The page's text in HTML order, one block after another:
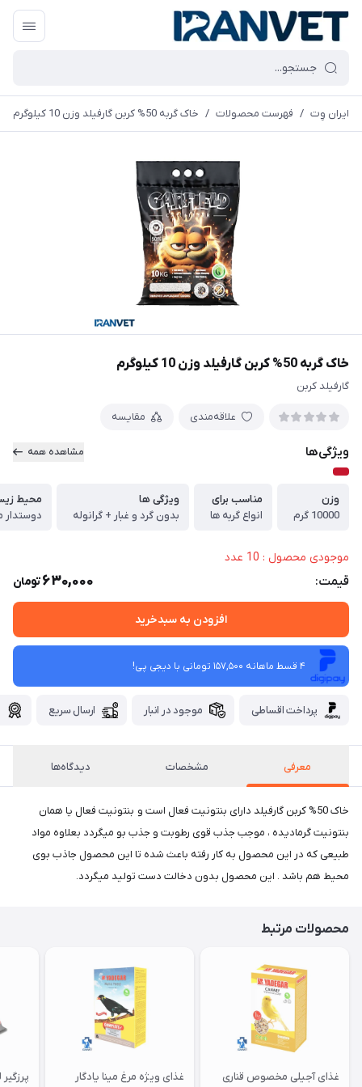
ایران وِت / فهرست محصولات / خاک گربه 50% کربن گارفیلد وزن 10 کیلوگرم
خاک گربه 50% کربن گارفیلد وزن 10 کیلوگرم
گارفیلد کربن
علاقه‌مندی مقایسه
ویژگی‌ها مشاهده همه
وزن
10000 گرم
مناسب برای
انواع گربه ها
ویژگی ها
بدون گرد و غبار + گرانوله
محیط
دوستدار
موجودی محصول : 10 عدد
قیمت: 630,000تومان
افزودن به سبدخرید
4 قسط ماهانه 157,500 تومانی با دیجی ‌پی!
پرداخت اقساطی موجود در انبار ارسال سریع
معرفی مشخصات دیدگاه‌ها
خاک 50% کربن گارفیلد دارای بنتونیت فعال است و بنتونیت فعال یا همان
بنتونیت گرمادیده ، موجب جذب قوی رطوبت و جذب بو میگردد بعلاوه مواد
طبیعی که در این محصول به کار رفته باعث شده تا این محصول جاذب بوی
محیط هم باشد . این محصول بدون دخالت دست تولید میگردد.
محصولات مرتبط
غذای آجیلی مخصوص قناری
غذای ویژه مرغ مینا یادگار